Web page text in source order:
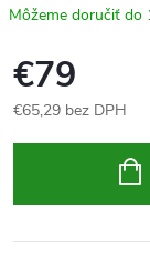
€79
€65,29 bez DPH